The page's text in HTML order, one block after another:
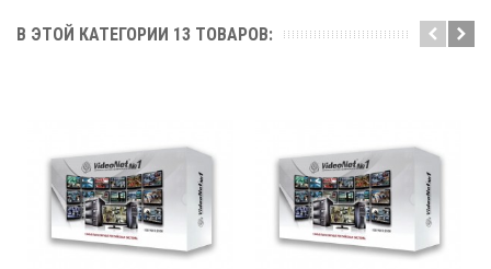
В ЭТОЙ КАТЕГОРИИ 13 ТОВАРОВ: